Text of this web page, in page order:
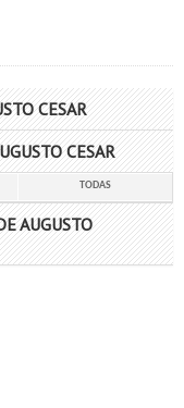
CESAR
CESAR
TODAS
AUGUSTO